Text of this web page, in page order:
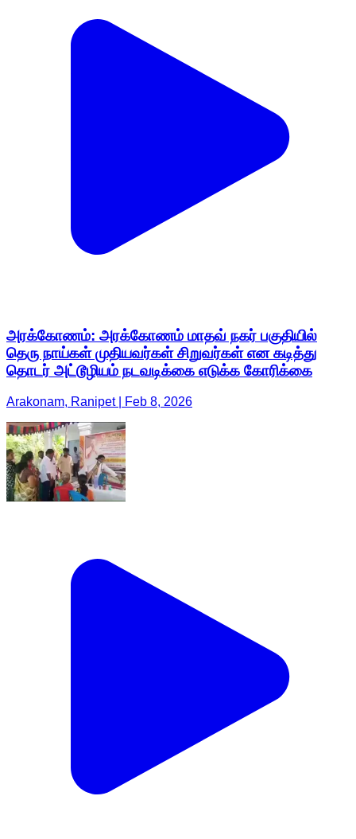
அரக்கோணம்: அரக்கோணம் மாதவ் நகர் பகுதியில்
தெரு நாய்கள் முதியவர்கள் சிறுவர்கள் என கடித்து
தொடர் அட்டூழியம் நடவடிக்கை எடுக்க கோரிக்கை
Arakonam, Ranipet | Feb 8, 2026